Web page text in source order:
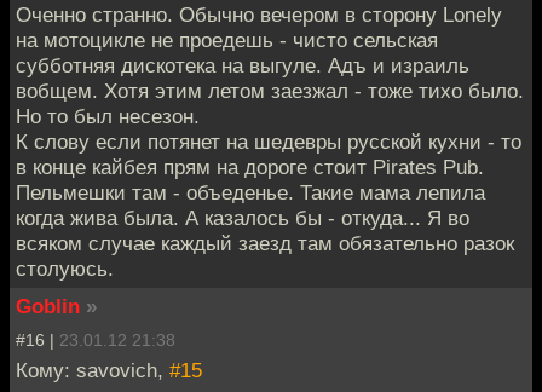
Оченно странно. Обычно вечером в сторону Lonely
на мотоцикле не проедешь - чисто сельская
субботняя дискотека на выгуле. Адъ и израиль
вобщем. Хотя этим летом заезжал - тоже тихо было.
Но то был несезон.
К слову если потянет на шедевры русской кухни - то
в конце кайбея прям на дороге стоит Pirates Pub.
Пельмешки там - объеденье. Такие мама лепила
когда жива была. А казалось бы - откуда... Я во
всяком случае каждый заезд там обязательно разок
столуюсь.
Goblin »
#16 | 23.01.12 21:38
Кому: savovich, #15